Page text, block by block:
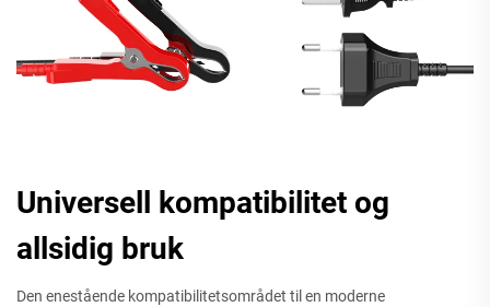
Universell kompatibilitet og
allsidig bruk
Den enestående kompatibilitetsområdet til en moderne